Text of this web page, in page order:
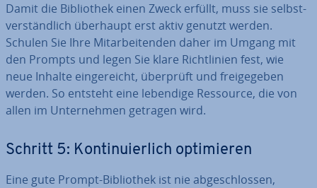
Damit die Bi­blio­thek einen Zweck erfüllt, muss sie selbst­
ver­ständ­lich überhaupt erst aktiv genutzt werden.
Schulen Sie Ihre Mit­ar­bei­ten­den daher im Umgang mit
den Prompts und legen Sie klare Richt­li­ni­en fest, wie
neue Inhalte ein­ge­reicht, überprüft und frei­ge­ge­ben
werden. So entsteht eine lebendige Ressource, die von
allen im Un­ter­neh­men getragen wird.
Schritt 5: Kon­ti­nu­ier­lich op­ti­mie­ren
Eine gute Prompt-Bi­blio­thek ist nie ab­ge­schlos­sen,